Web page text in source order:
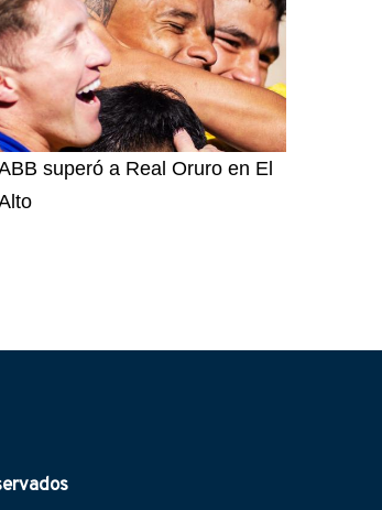
superó a Real Oruro en El